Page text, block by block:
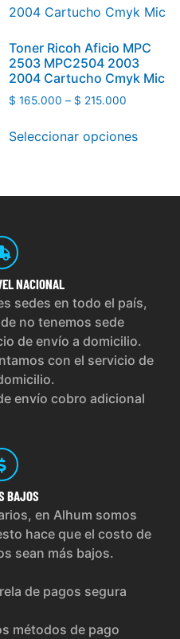
Toner Ricoh Aficio MPC
2503 MPC2504 2003
2004 Cartucho Cmyk Mic
$ 165.000 – $ 215.000
Seleccionar opciones
NACIONAL
sedes en todo el país,
no tenemos sede
de envío a domicilio.
con el servicio de
envío cobro adicional
BAJOS
en Alhum somos
hace que el costo de
sean más bajos.
de pagos segura
métodos de pago